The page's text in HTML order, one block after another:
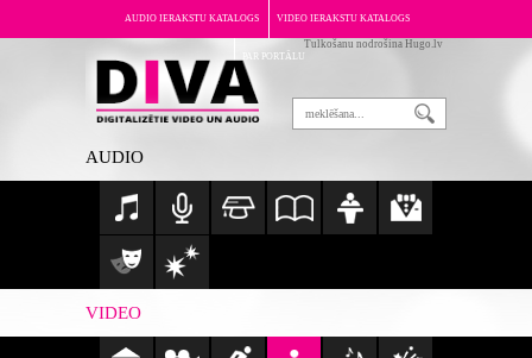
AUDIO IERAKSTU KATALOGS VIDEO IERAKSTU KATALOGS
PAR PORTĀLU
Tulkošanu nodrošina Hugo.lv
AUDIO
VIDEO